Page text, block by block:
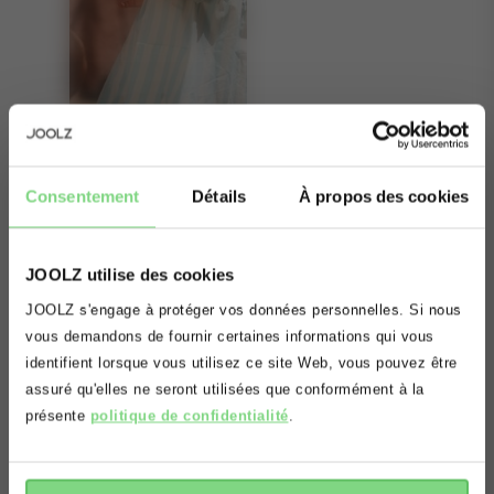
Consentement Détails À propos des cookies
JOOLZ utilise des cookies
JOOLZ s'engage à protéger vos données personnelles. Si nous
vous demandons de fournir certaines informations qui vous
identifient lorsque vous utilisez ce site Web, vous pouvez être
assuré qu'elles ne seront utilisées que conformément à la
présente politique de confidentialité.
transférer votre bébé de la voiture à la
poussette sans le réveiller? Vous pouvez laisser
rapidement et sans un bruit sur la poussette et
inversement. Il suffit de cliquer sur les
s’attache facilement sur la position inférieure de
Oups! Il semblerait que vous vous
situez sur le mauvais domaine.
Voulez vous être redirigé(e) vers le
bon domaine?